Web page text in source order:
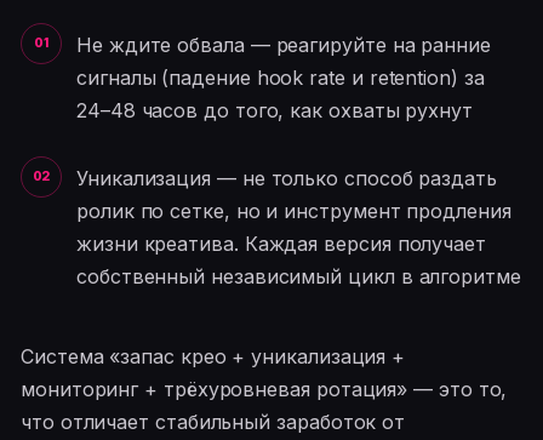
Не ждите обвала — реагируйте на ранние
сигналы (падение hook rate и retention) за
24–48 часов до того, как охваты рухнут
Уникализация — не только способ раздать
ролик по сетке, но и инструмент продления
жизни креатива. Каждая версия получает
собственный независимый цикл в алгоритме
Система «запас крео + уникализация +
мониторинг + трёхуровневая ротация» — это то,
что отличает стабильный заработок от